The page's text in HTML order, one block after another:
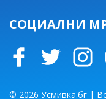
© 2026 Усмивка.бг |
СОЦИАЛНИ